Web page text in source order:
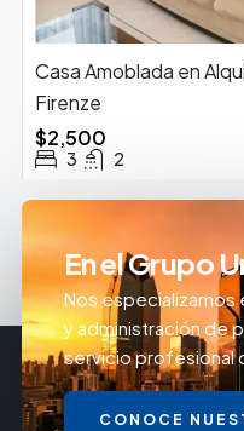
Casa Amoblada en
Firenze
$2,500
3 2
En el Grupo
Nos especializamos
y administración de
servicio profesional
CONOCE